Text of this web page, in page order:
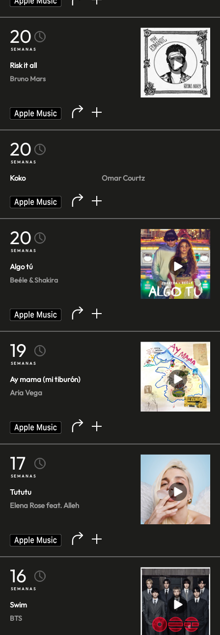
20
SEMANAS
Risk it all
Bruno Mars
20
SEMANAS
Koko Omar Courtz
20
SEMANAS
Algo tú
Beéle & Shakira
19
SEMANAS
Ay mama (mi tiburón)
Aria Vega
17
SEMANAS
Tututu
Elena Rose feat. Alleh
16
SEMANAS
Swim
BTS